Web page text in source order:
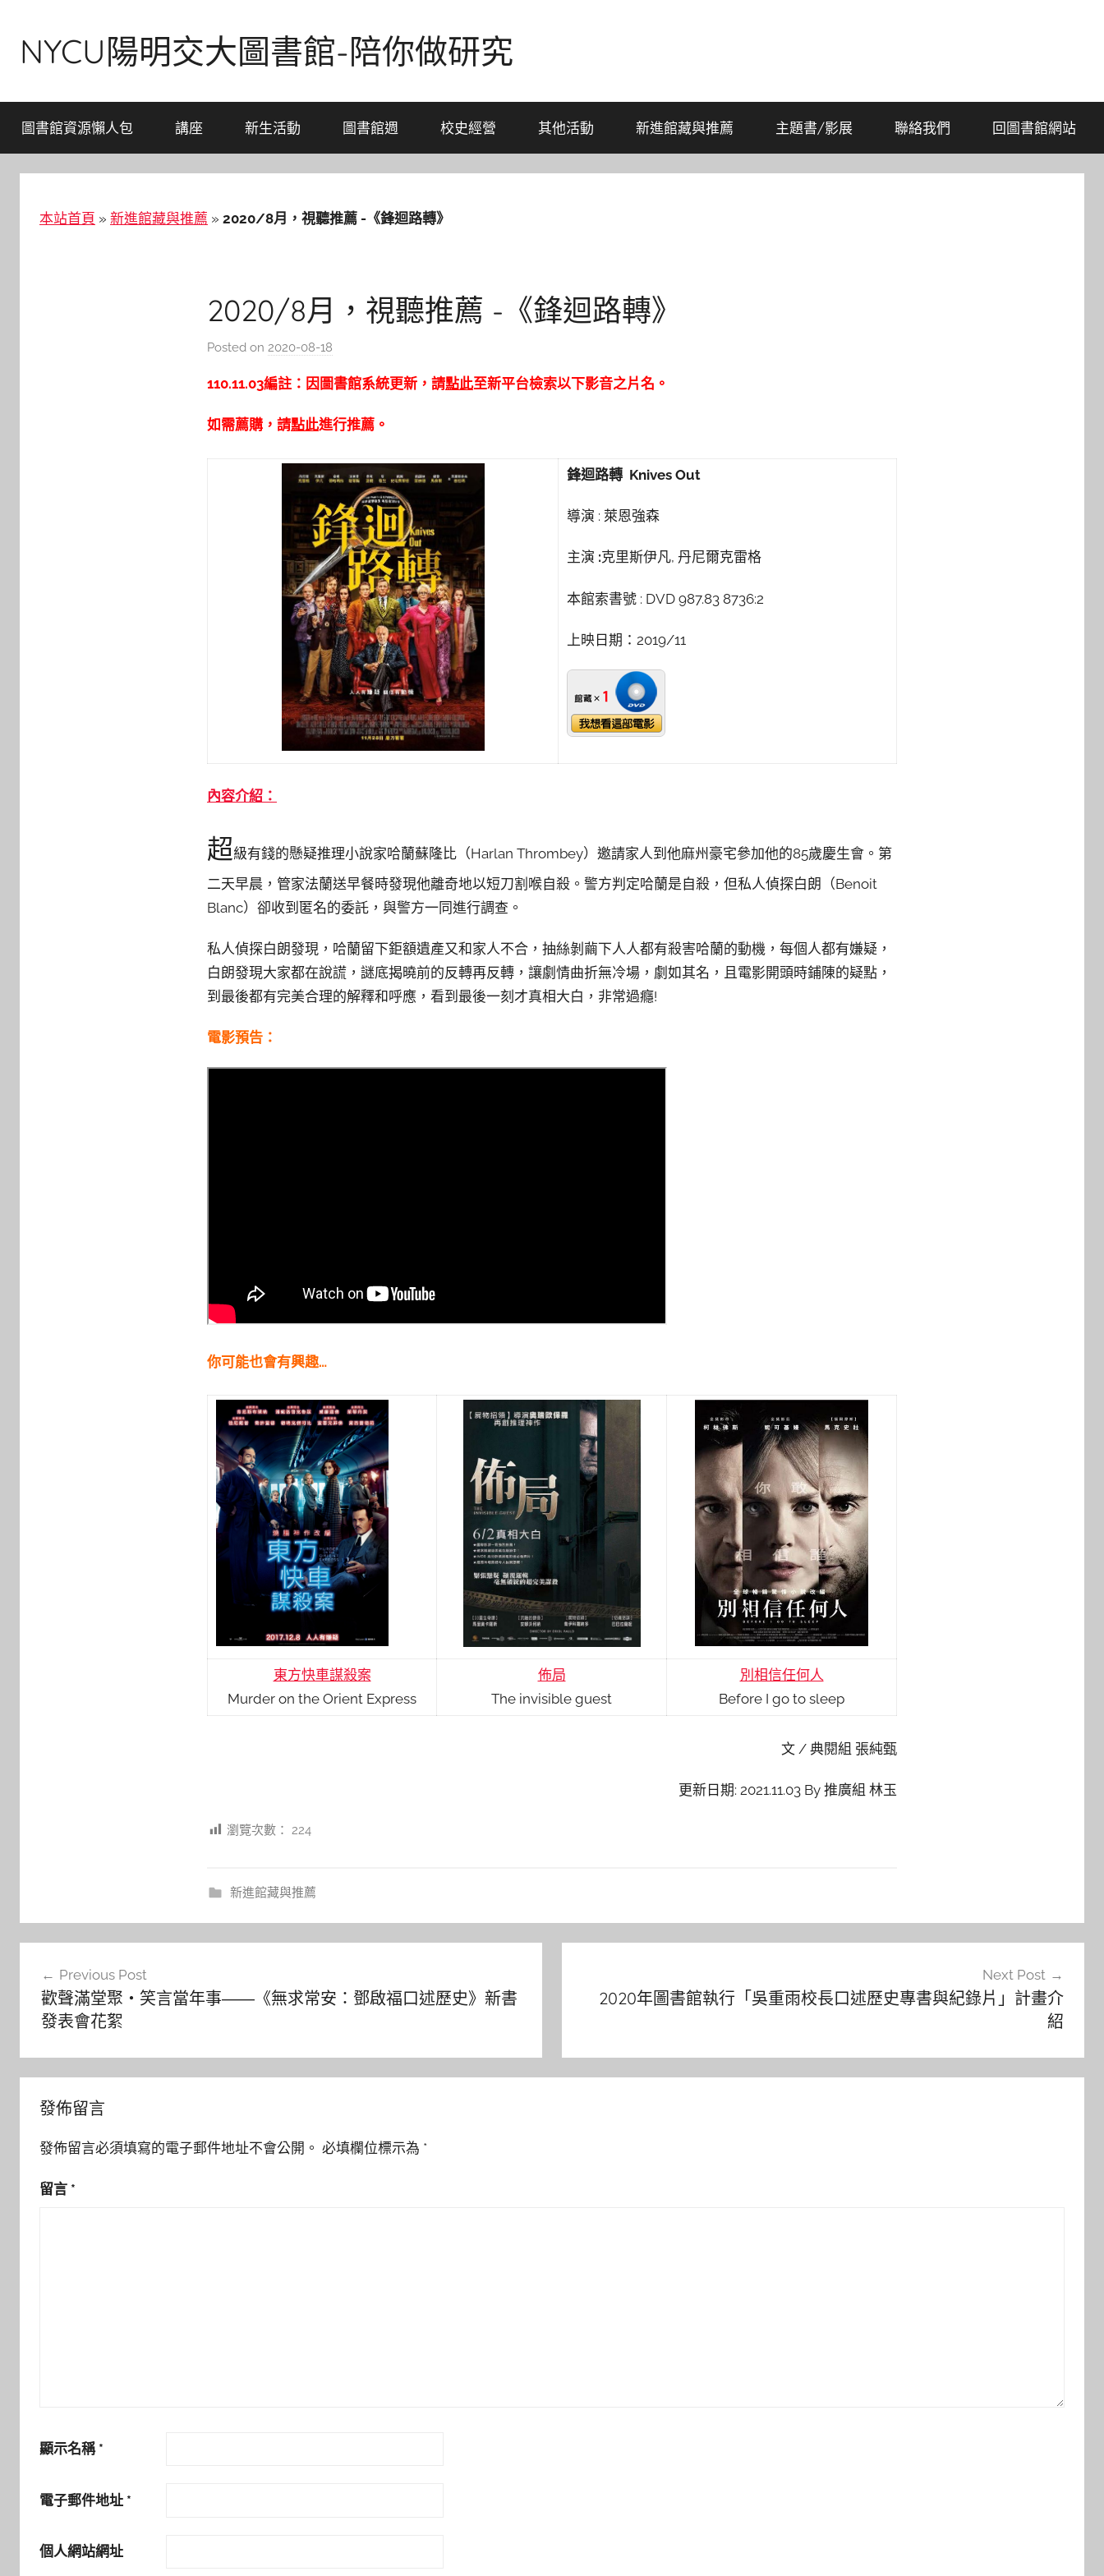
contentNYCU陽明交大圖書館-陪你做研究
圖書館資源懶人包 講座 新生活動 圖書館週 校史經營 其他活動 新進館藏與推薦 主題書/影展 聯絡我們 回圖書館網站
本站首頁 » 新進館藏與推薦 » 2020/8月，視聽推薦 -《鋒迴路轉》
2020/8月，視聽推薦 -《鋒迴路轉》
Posted on 2020-08-18
c
i
l
n
110.11.03編註：因圖書館系統更新，請點此至新平台檢索以下影音之片名。
如需薦購，請點此進行推薦。
鋒迴路轉 Knives Out
導演 : 萊恩強森
主演 :克里斯伊凡, 丹尼爾克雷格
本館索書號 : DVD 987.83 8736:2
上映日期：2019/11
內容介紹：
超級有錢的懸疑推理小說家哈蘭蘇隆比（Harlan Thrombey）邀請家人到他麻州豪宅參加他的85歲慶生會。第
二天早晨，管家法蘭送早餐時發現他離奇地以短刀割喉自殺。警方判定哈蘭是自殺，但私人偵探白朗（Benoit
Blanc）卻收到匿名的委託，與警方一同進行調查。
私人偵探白朗發現，哈蘭留下鉅額遺產又和家人不合，抽絲剝繭下人人都有殺害哈蘭的動機，每個人都有嫌疑，
白朗發現大家都在說謊，謎底揭曉前的反轉再反轉，讓劇情曲折無冷場，劇如其名，且電影開頭時鋪陳的疑點，
到最後都有完美合理的解釋和呼應，看到最後一刻才真相大白，非常過癮!
電影預告：
你可能也會有興趣…
東方快車謀殺案
Murder on the Orient Express
佈局
The invisible guest
別相信任何人
Before I go to sleep
文 / 典閱組 張純甄
更新日期: 2021.11.03 By 推廣組 林玉
瀏覽次數： 224
新進館藏與推薦
Previous Post
歡聲滿堂聚‧笑言當年事――《無求常安：鄧啟福口述歷史》新書
發表會花絮
Next Post
2020年圖書館執行「吳重雨校長口述歷史專書與紀錄片」計畫介
紹
發佈留言
發佈留言必須填寫的電子郵件地址不會公開。 必填欄位標示為 *
留言 *
顯示名稱 *
電子郵件地址 *
個人網站網址